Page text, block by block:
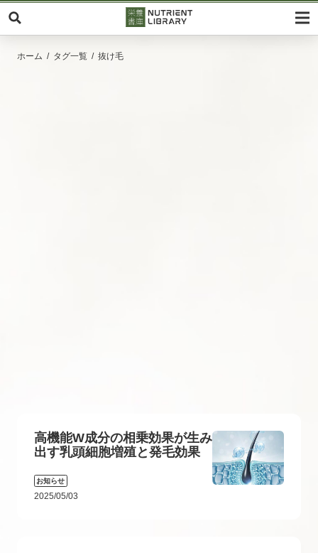
ホーム タグ一覧 抜け毛
高機能W成分の相乗効果が生み
出す乳頭細胞増殖と発毛効果
お知らせ
2025/05/03